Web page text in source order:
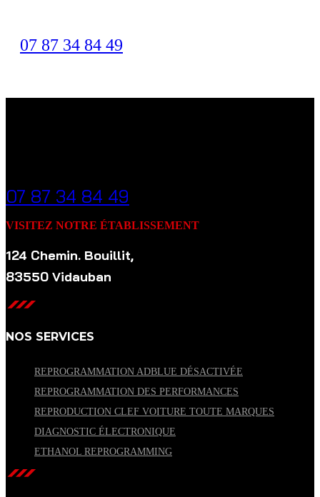
07 87 34 84 49
07 87 34 84 49
VISITEZ NOTRE ÉTABLISSEMENT
124 Chemin. Bouillit,
83550 Vidauban
NOS SERVICES
REPROGRAMMATION ADBLUE DÉSACTIVÉE
REPROGRAMMATION DES PERFORMANCES
REPRODUCTION CLEF VOITURE TOUTE MARQUES
DIAGNOSTIC ÉLECTRONIQUE
ETHANOL REPROGRAMMING